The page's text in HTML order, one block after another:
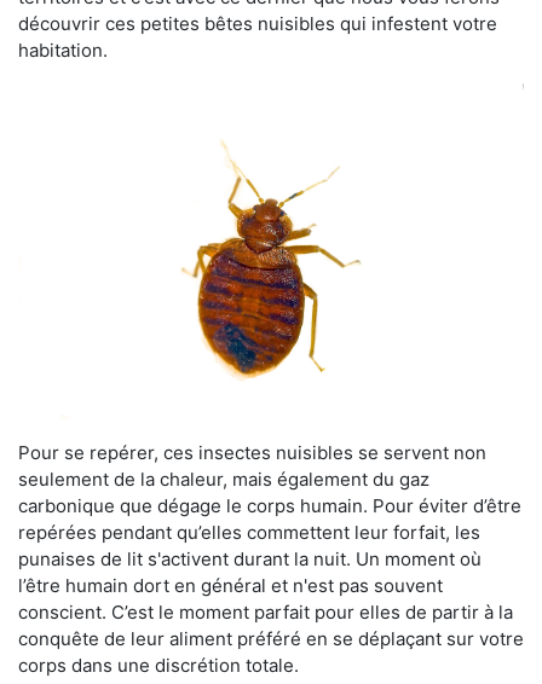
découvrir ces petites bêtes nuisibles qui infestent votre
habitation.
Pour se repérer, ces insectes nuisibles se servent non
seulement de la chaleur, mais également du gaz
carbonique que dégage le corps humain. Pour éviter d’être
repérées pendant qu’elles commettent leur forfait, les
punaises de lit s'activent durant la nuit. Un moment où
l’être humain dort en général et n'est pas souvent
conscient. C’est le moment parfait pour elles de partir à la
conquête de leur aliment préféré en se déplaçant sur votre
corps dans une discrétion totale.